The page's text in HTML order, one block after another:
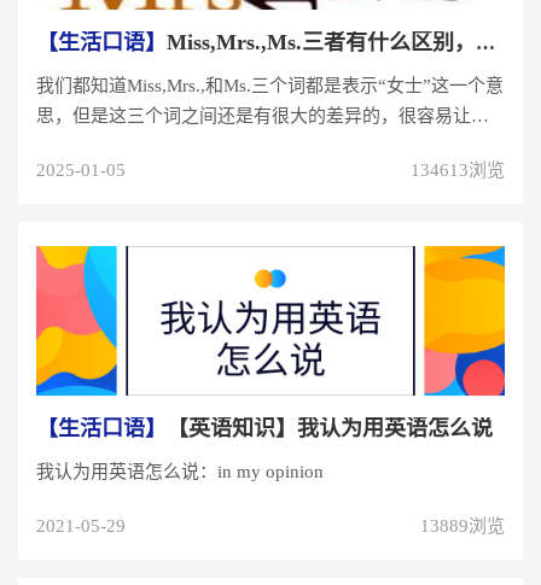
【生活口语】 Miss,Mrs.,Ms.三者有什么区别，怎么分...
我们都知道Miss,Mrs.,和Ms.三个词都是表示“女士”这一个意
思，但是这三个词之间还是有很大的差异的，很容易让人
2025-01-05
134613浏览
【生活口语】 【英语知识】我认为用英语怎么说
我认为用英语怎么说：in my opinion
2021-05-29 13889浏览